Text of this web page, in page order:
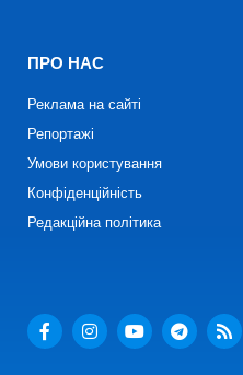
ПРО НАС
Реклама на сайті
Репортажі
Умови користування
Конфіденційність
Редакційна політика